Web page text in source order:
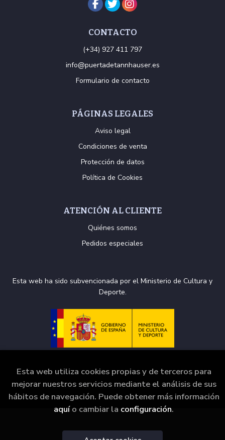
CONTACTO
(+34) 927 411 797
info@puertadetannhauser.es
Formulario de contacto
PÁGINAS LEGALES
Aviso legal
Condiciones de venta
Protección de datos
Política de Cookies
ATENCIÓN AL CLIENTE
Quiénes somos
Pedidos especiales
Esta web ha sido subvencionada por el Ministerio de Cultura y
Deporte.
2026 ©La Puerta de Tannhäuser. Todos los Derechos
Reservados |Grupo Trevenque
Esta web utiliza cookies propias y de terceros para
mejorar nuestros servicios mediante el análisis de sus
hábitos de navegación. Puede obtener más información
aquío cambiar la configuración.